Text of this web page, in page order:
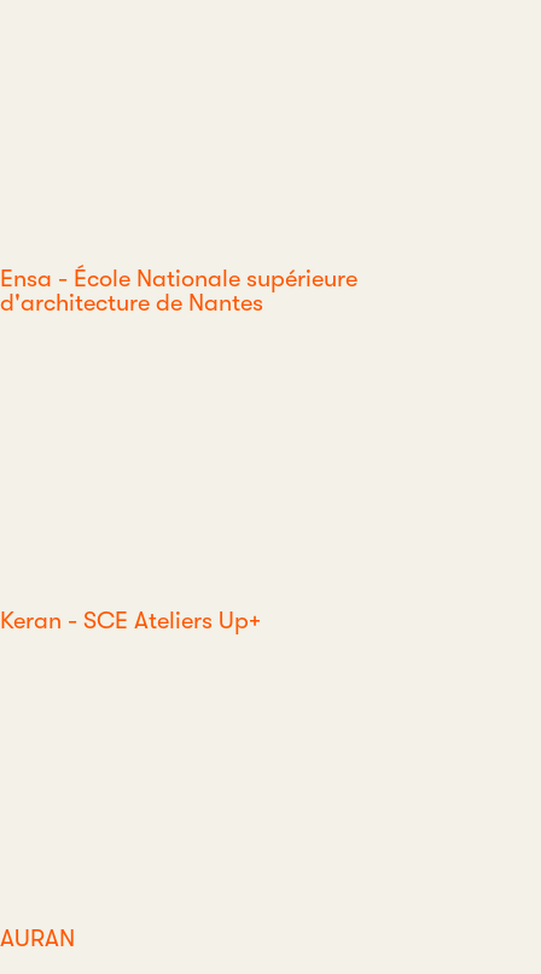
Ensa - École Nationale supérieure
d'architecture de Nantes
Keran - SCE Ateliers Up+
AURAN